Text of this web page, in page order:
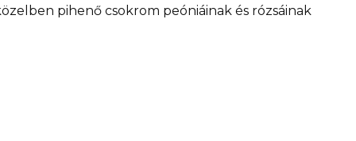
pihenő csokrom peóniáinak és rózsáinak